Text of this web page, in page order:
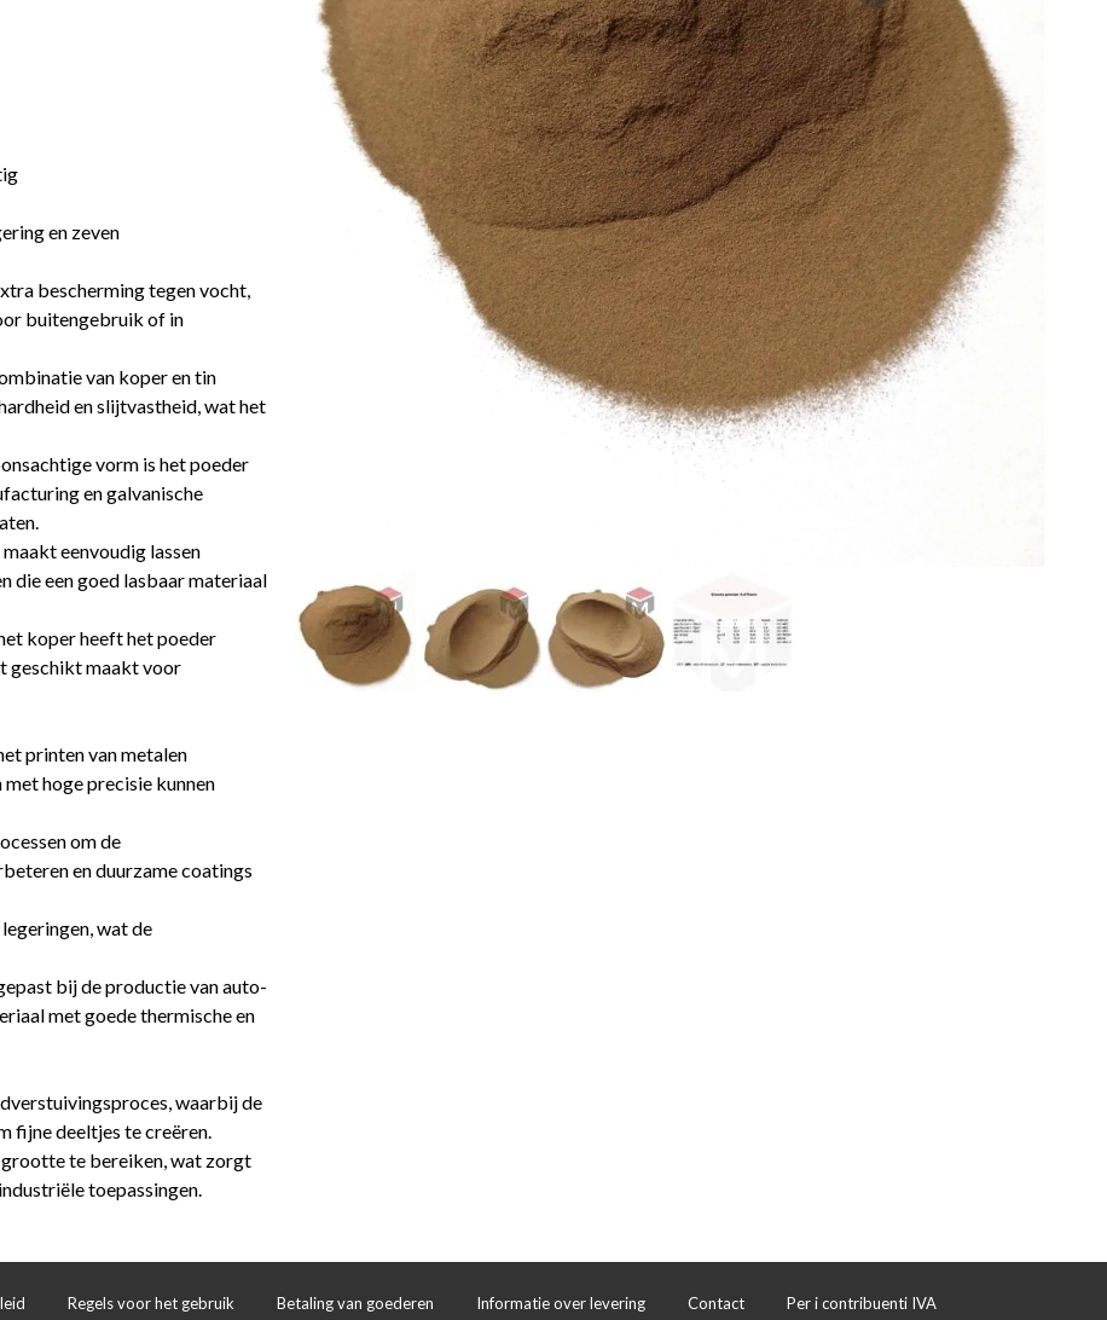
en zeven
bescherming tegen vocht,
buitengebruik of in
van koper en tin
en slijtvastheid, wat het
vorm is het poeder
en galvanische
eenvoudig lassen
die een goed lasbaar materiaal
koper heeft het poeder
geschikt maakt voor
printen van metalen
hoge precisie kunnen
om de
en duurzame coatings
wat de
bij de productie van auto-
met goede thermische en
waarbij de
fijne deeltjes te creëren.
te bereiken, wat zorgt
toepassingen.
Regels voor het gebruik Betaling van goederen Informatie over levering Contact Per i contribuenti IVA